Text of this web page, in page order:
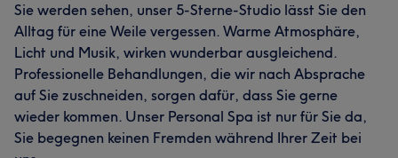
Sie werden sehen, unser 5-Sterne-Studio lässt Sie den
Alltag für eine Weile vergessen. Warme Atmosphäre,
Licht und Musik, wirken wunderbar ausgleichend.
Professionelle Behandlungen, die wir nach Absprache
auf Sie zuschneiden, sorgen dafür, dass Sie gerne
wieder kommen. Unser Personal Spa ist nur für Sie da,
Sie begegnen keinen Fremden während Ihrer Zeit bei